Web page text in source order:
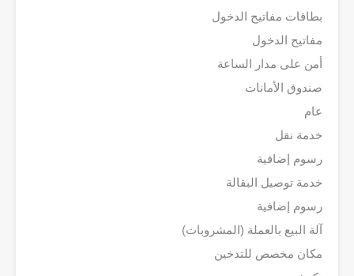
بطاقات مفاتيح الدخول
مفاتيح الدخول
أمن على مدار الساعة
صندوق الأمانات
عام
خدمة نقل
رسوم إضافية
خدمة توصيل البقالة
رسوم إضافية
آلة البيع بالعملة (المشروبات)
مكان مخصص للتدخين